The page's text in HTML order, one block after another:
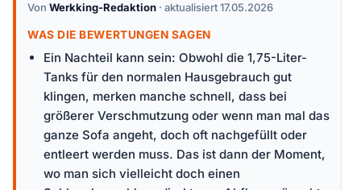
Von Werkking-Redaktion · aktualisiert 17.05.2026
WAS DIE BEWERTUNGEN SAGEN
Ein Nachteil kann sein: Obwohl die 1,75-Liter-
Tanks für den normalen Hausgebrauch gut
klingen, merken manche schnell, dass bei
größerer Verschmutzung oder wenn man mal das
ganze Sofa angeht, doch oft nachgefüllt oder
entleert werden muss. Das ist dann der Moment,
wo man sich vielleicht doch einen